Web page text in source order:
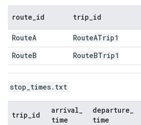
route id trip id
RouteA RouteATrip1
RouteB RouteBTrip1
stop_times.txt
trip id
arrival
time
departure
time